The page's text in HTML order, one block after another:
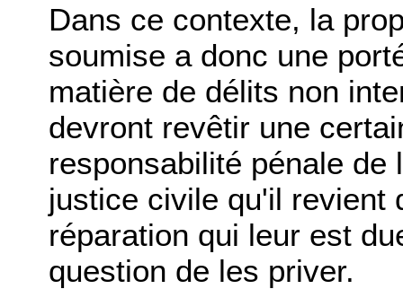
Dans ce contexte, la
soumise a donc une
matière de délits non
devront revêtir une
responsabilité pénale de
justice civile qu'il revient
réparation qui leur est
question de les priver.